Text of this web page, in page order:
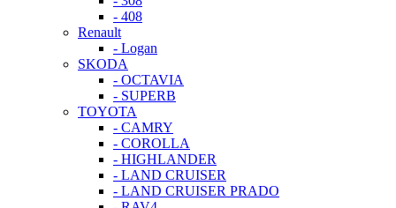
- 408
Renault
- Logan
SKODA
- OCTAVIA
- SUPERB
TOYOTA
- CAMRY
- COROLLA
- HIGHLANDER
- LAND CRUISER
- LAND CRUISER PRADO